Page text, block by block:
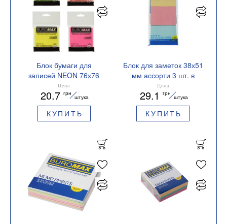
Блок бумаги для
записей NEON 76х76
мм ассорти Buromax
BM.2316-98
Цена
20.7 грн
штука
КУПИТЬ
Блок для заметок 38х51
мм ассорти 3 шт. в
блистере BM.2319-99
Buromax
Цена
29.1 грн
штука
КУПИТЬ